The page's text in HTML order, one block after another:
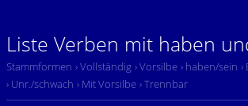
Liste Verben mit haben
Stammformen › Vollständig › Vorsilbe › haben/sein
› Unr./schwach › Mit Vorsilbe › Trennbar